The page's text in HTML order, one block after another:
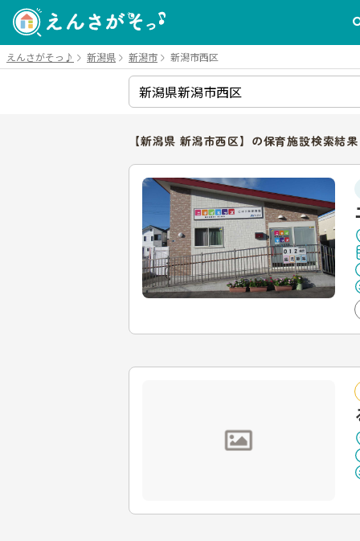
えんさがそっ♪ 新潟県 新潟市 新潟市西区
【新潟県 新潟市西区】の保育施設検索結果